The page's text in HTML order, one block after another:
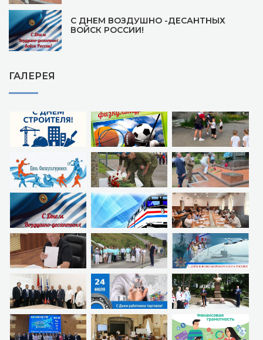
С ДНЕМ ВОЗДУШНО -ДЕСАНТНЫХ
ВОЙСК РОССИИ!
ГАЛЕРЕЯ